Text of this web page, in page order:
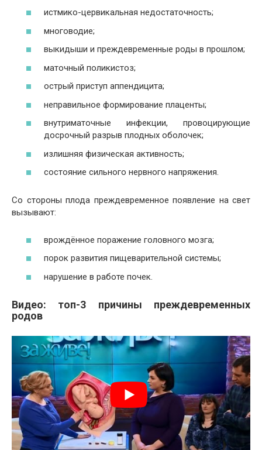
истмико-цервикальная недостаточность;
многоводие;
выкидыши и преждевременные роды в прошлом;
маточный поликистоз;
острый приступ аппендицита;
неправильное формирование плаценты;
внутриматочные инфекции, провоцирующие
досрочный разрыв плодных оболочек;
излишняя физическая активность;
состояние сильного нервного напряжения.
Со стороны плода преждевременное появление на свет
вызывают:
врождённое поражение головного мозга;
порок развития пищеварительной системы;
нарушение в работе почек.
Видео: топ-3 причины преждевременных
родов